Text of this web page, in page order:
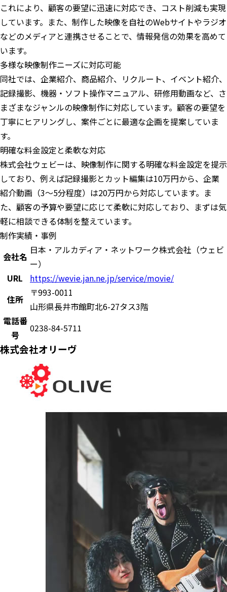
これにより、顧客の要望に迅速に対応でき、コスト削減も実現
しています。また、制作した映像を自社のWebサイトやラジオ
などのメディアと連携させることで、情報発信の効果を高めて
います。
多様な映像制作ニーズに対応可能
同社では、企業紹介、商品紹介、リクルート、イベント紹介、
記録撮影、機器・ソフト操作マニュアル、研修用動画など、さ
まざまなジャンルの映像制作に対応しています。顧客の要望を
丁寧にヒアリングし、案件ごとに最適な企画を提案していま
す。
明確な料金設定と柔軟な対応
株式会社ウェビーは、映像制作に関する明確な料金設定を提示
しており、例えば記録撮影とカット編集は10万円から、企業
紹介動画（3〜5分程度）は20万円から対応しています。ま
た、顧客の予算や要望に応じて柔軟に対応しており、まずは気
軽に相談できる体制を整えています。
制作実績・事例
会社名
日本・アルカディア・ネットワーク株式会社（ウェビ
ー）
URL
https://wevie.jan.ne.jp/service/movie/
住所
〒993-0011
山形県長井市館町北6-27タス3階
電話番
号
0238-84-5711
株式会社オリーヴ